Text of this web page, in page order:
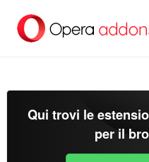
contenuto
Qui trovi le
per il